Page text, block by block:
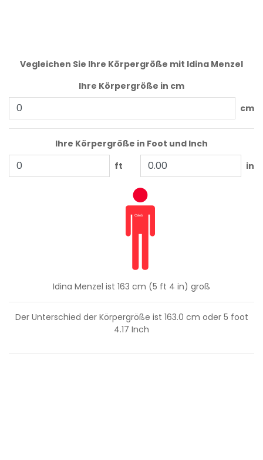
Vegleichen Sie Ihre Körpergröße mit Idina Menzel
Ihre Körpergröße in cm
cm
Ihre Körpergröße in Foot und Inch
ft
in
Idina Menzel ist 163 cm (5 ft 4 in) groß
Der Unterschied der Körpergröße ist 163.0 cm oder 5 foot
4.17 Inch